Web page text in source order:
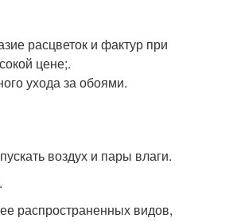
расцветок и фактур при
цене;.
ухода за обоями.
воздух и пары влаги.
распространенных видов,